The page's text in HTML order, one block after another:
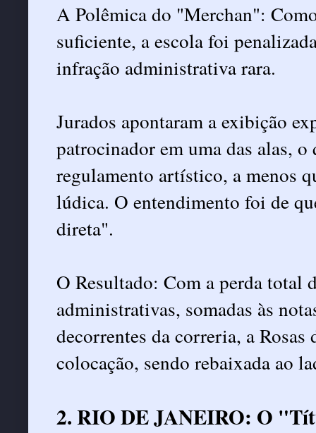
A Polêmica do "Merchan":
suficiente, a escola foi
infração administrativa rara.
Jurados apontaram a exibição
patrocinador em uma das alas,
regulamento artístico, a menos
lúdica. O entendimento foi de
direta".
O Resultado: Com a perda total
administrativas, somadas às
decorrentes da correria, a
colocação, sendo rebaixada ao
2. RIO DE JANEIRO: O